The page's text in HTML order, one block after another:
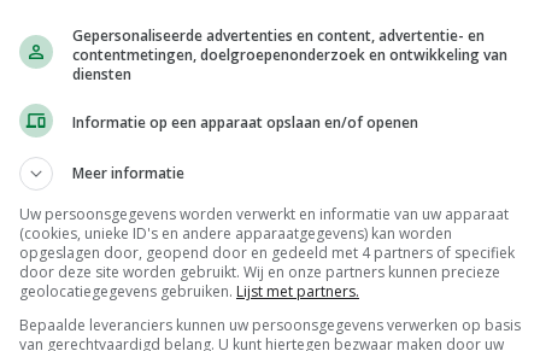
onderzoeksresultaten beschikbaar zijn.
de Tweede Kamer ook voor zorgen dat
stopt met het gebruik van glyfosaat bij het
met dit verzoek werd woensdag eveneens
Gepersonaliseerde advertenties en content, advertentie- en
contentmetingen, doelgroepenonderzoek en ontwikkeling van
diensten
Informatie op een apparaat opslaan en/of openen
Meer informatie
Uw persoonsgegevens worden verwerkt en informatie van uw apparaat
(cookies, unieke ID's en andere apparaatgegevens) kan worden
opgeslagen door, geopend door en gedeeld met 4 partners of specifiek
door deze site worden gebruikt. Wij en onze partners kunnen precieze
geolocatiegegevens gebruiken. Lijst met partners.
Bepaalde leveranciers kunnen uw persoonsgegevens verwerken op basis
van gerechtvaardigd belang. U kunt hiertegen bezwaar maken door uw